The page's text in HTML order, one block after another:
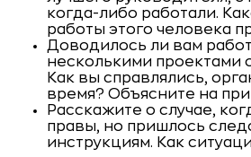
когда-либо работали.
работы этого человека
Доводилось ли вам
несколькими проектами
Как вы справлялись,
время? Объясните на
Расскажите о случае,
правы, но пришлось
инструкциям. Как